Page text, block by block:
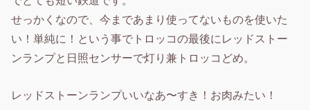
せっかくなので、今まであまり使ってないものを使いた
い！単純に！という事でトロッコの最後にレッドストー
ンランプと日照センサーで灯り兼トロッコどめ。
レッドストーンランプいいなあ〜すき！お肉みたい！